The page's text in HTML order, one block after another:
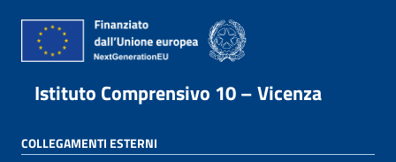
Istituto Comprensivo 10 – Vicenza
COLLEGAMENTI ESTERNI